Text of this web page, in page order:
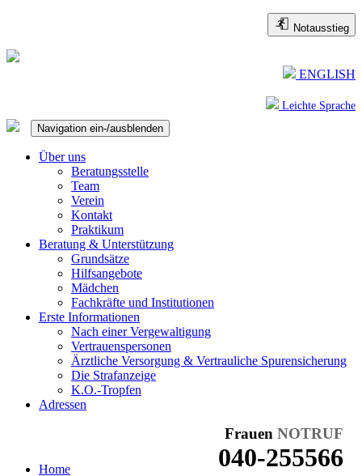
Notausstieg
ENGLISH
Leichte Sprache
Navigation ein-/ausblenden
Über uns
Beratungsstelle
Team
Verein
Kontakt
Praktikum
Beratung & Unterstützung
Grundsätze
Hilfsangebote
Mädchen
Fachkräfte und Institutionen
Erste Informationen
Nach einer Vergewaltigung
Vertrauenspersonen
Ärztliche Versorgung & Vertrauliche Spurensicherung
Die Strafanzeige
K.O.-Tropfen
Adressen
Frauen NOTRUF
040-255566
Home